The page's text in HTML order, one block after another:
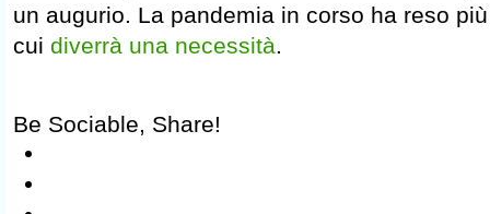
un augurio. La pandemia in corso ha reso
cui diverrà una necessità
Be Sociable, Share!